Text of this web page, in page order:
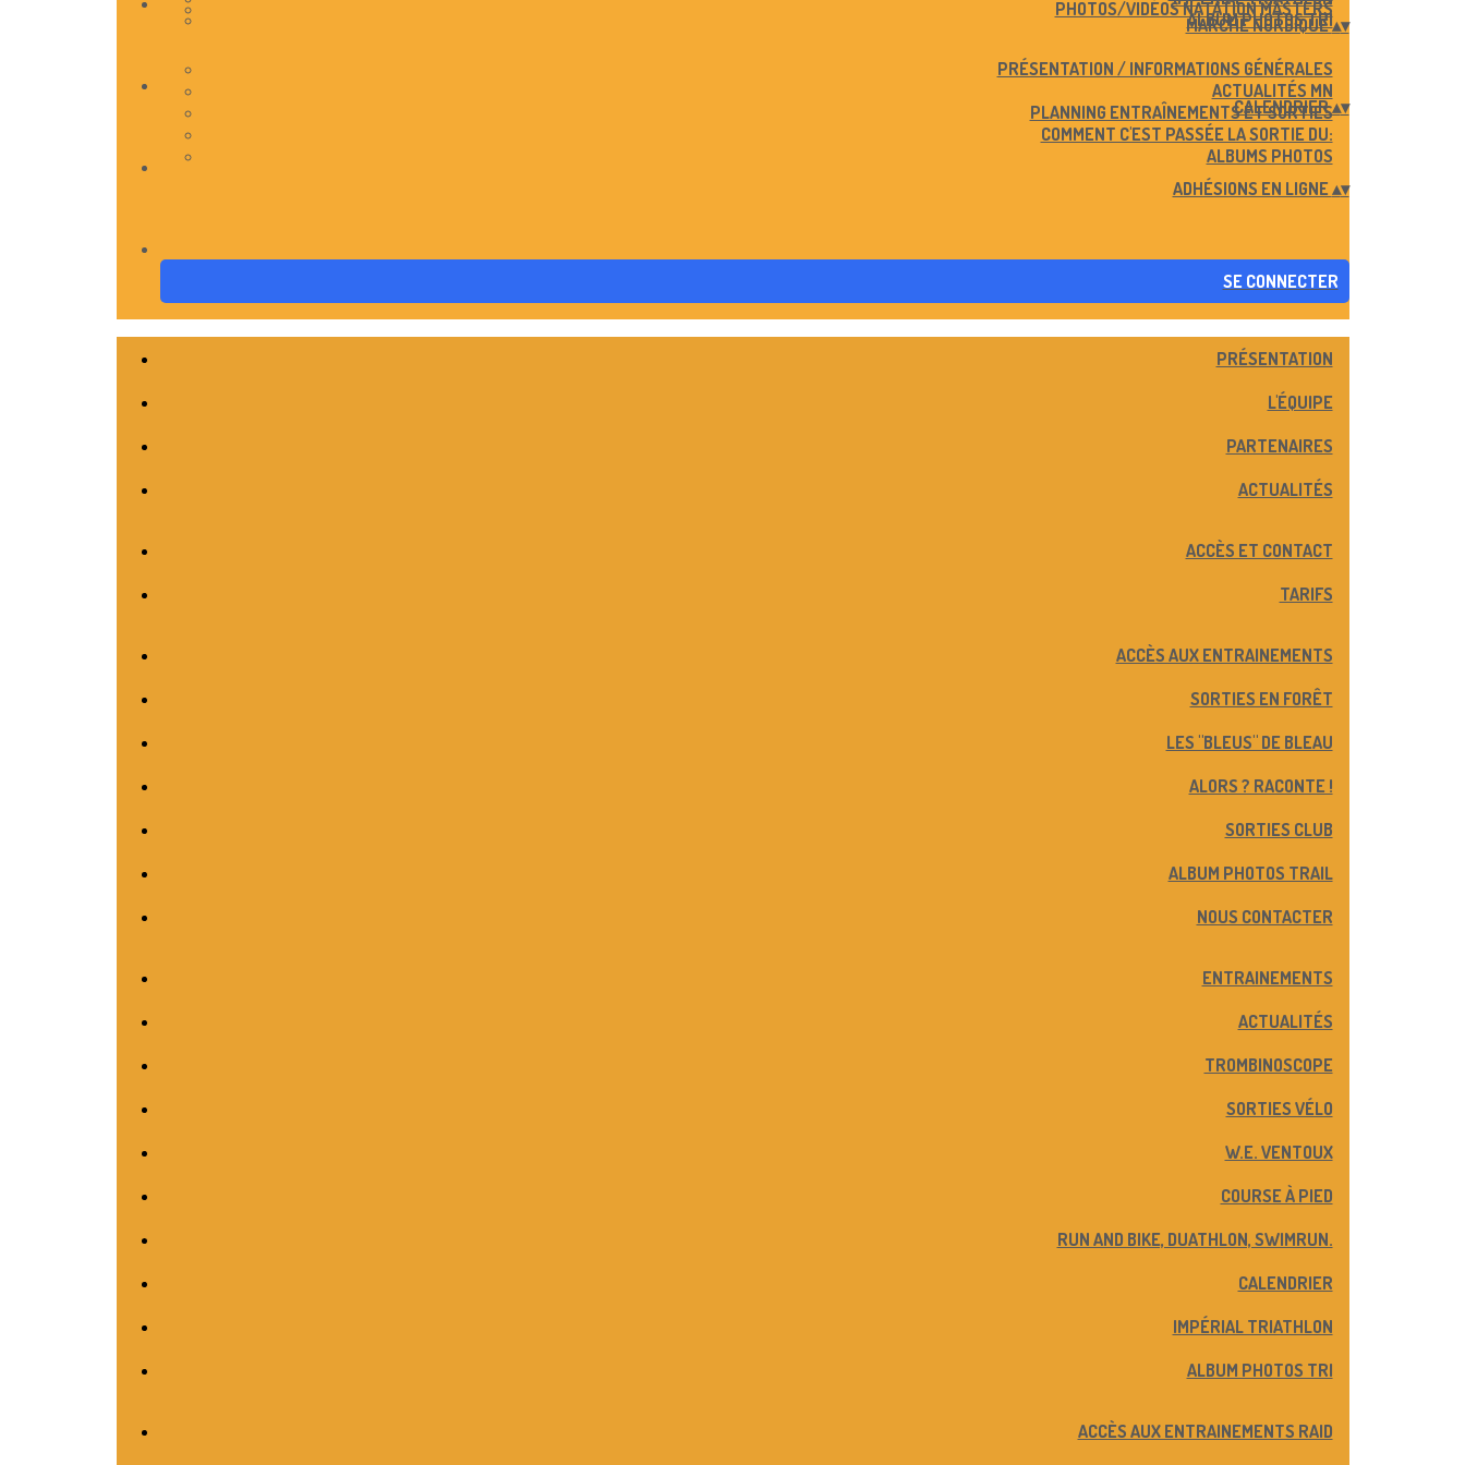
ALBUM PHOTOS TRI
PHOTOS/VIDÉOS NATATION MASTERS
MARCHE NORDIQUE▴▾
PRÉSENTATION / INFORMATIONS GÉNÉRALES
ACTUALITÉS MN
PLANNING ENTRAÎNEMENTS ET SORTIES
COMMENT C'EST PASSÉE LA SORTIE DU:
ALBUMS PHOTOS
CALENDRIER▴▾
ADHÉSIONS EN LIGNE ▴▾
SE CONNECTER
PRÉSENTATION
L'ÉQUIPE
PARTENAIRES
ACTUALITÉS
ACCÈS ET CONTACT
TARIFS
ACCÈS AUX ENTRAINEMENTS
SORTIES EN FORÊT
LES "BLEUS" DE BLEAU
ALORS ? RACONTE !
SORTIES CLUB
ALBUM PHOTOS TRAIL
NOUS CONTACTER
ENTRAINEMENTS
ACTUALITÉS
TROMBINOSCOPE
SORTIES VÉLO
W.E. VENTOUX
COURSE À PIED
RUN AND BIKE, DUATHLON, SWIMRUN.
CALENDRIER
IMPÉRIAL TRIATHLON
ALBUM PHOTOS TRI
ACCÈS AUX ENTRAINEMENTS RAID